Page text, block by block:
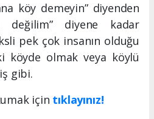
köy demeyin” diyenden
diyene kadar
pek çok insanın olduğu
köyde olmak veya köylü
gibi.
için tıklayınız!